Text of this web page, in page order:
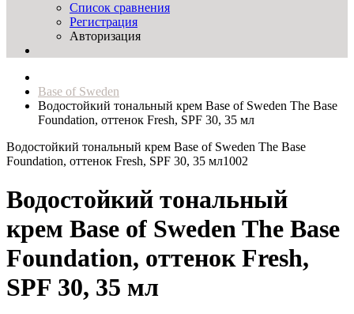
Список сравнения
Регистрация
Авторизация
Base of Sweden
Водостойкий тональный крем Base of Sweden The Base
Foundation, оттенок Fresh, SPF 30, 35 мл
Водостойкий тональный крем Base of Sweden The Base
Foundation, оттенок Fresh, SPF 30, 35 мл1002
Водостойкий тональный
крем Base of Sweden The Base
Foundation, оттенок Fresh,
SPF 30, 35 мл